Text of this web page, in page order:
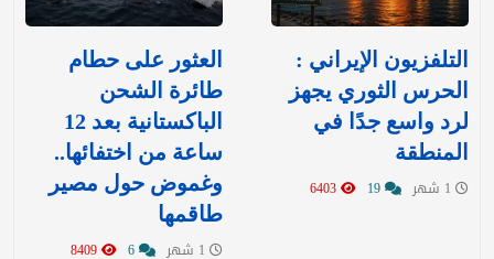
التلفزيون الإيراني :
الحرس الثوري يجهز
لرد واسع جدًا في
المنطقة
العثور على حطام
طائرة الشحن
الباكستانية بعد 12
ساعة من اختفائها..
وغموض حول مصير
طاقمها